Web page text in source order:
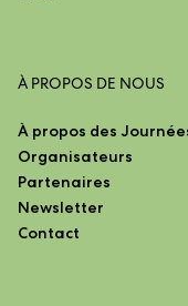
À PROPOS DE NOUS
À propos des
Organisateurs
Partenaires
Newsletter
Contact